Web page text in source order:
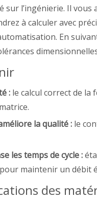
sur l’ingénierie. Il
à calculer avec
En
: le calcul correct de la
la qualité : le
les temps de cycle :
maintenir un débit
des